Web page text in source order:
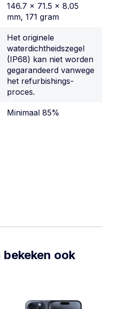
146.7 x 71.5 x 8.05
mm, 171 gram
Het originele
waterdichtheidszegel
(IP68) kan niet worden
gegarandeerd vanwege
het refurbishings-
proces.
Minimaal 85%
ook